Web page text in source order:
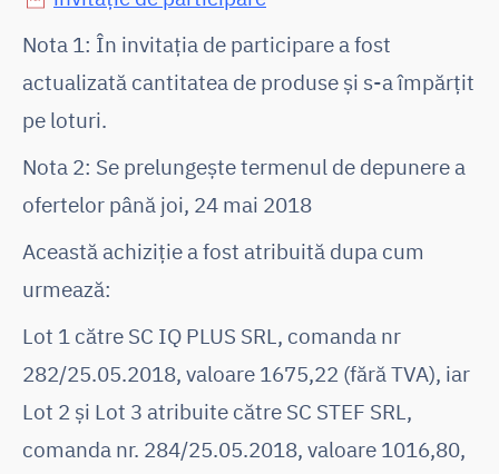
Nota 1: În invitația de participare a fost
actualizată cantitatea de produse și s-a împărțit
pe loturi.
Nota 2: Se prelungește termenul de depunere a
ofertelor până joi, 24 mai 2018
Această achiziție a fost atribuită dupa cum
urmează:
Lot 1 către SC IQ PLUS SRL, comanda nr
282/25.05.2018, valoare 1675,22 (fără TVA), iar
Lot 2 și Lot 3 atribuite către SC STEF SRL,
comanda nr. 284/25.05.2018, valoare 1016,80,